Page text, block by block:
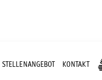
"AKTUELLES"
STELLENANGEBOT
KONTAKT